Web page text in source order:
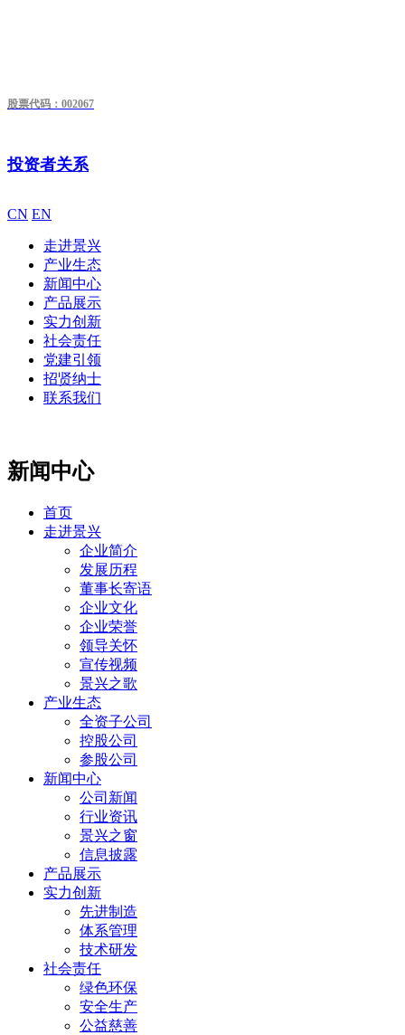
股票代码：002067
投资者关系
CN EN
走进景兴
产业生态
新闻中心
产品展示
实力创新
社会责任
党建引领
招贤纳士
联系我们
新闻中心
首页
走进景兴
企业简介
发展历程
董事长寄语
企业文化
企业荣誉
领导关怀
宣传视频
景兴之歌
产业生态
全资子公司
控股公司
参股公司
新闻中心
公司新闻
行业资讯
景兴之窗
信息披露
产品展示
实力创新
先进制造
体系管理
技术研发
社会责任
绿色环保
安全生产
公益慈善